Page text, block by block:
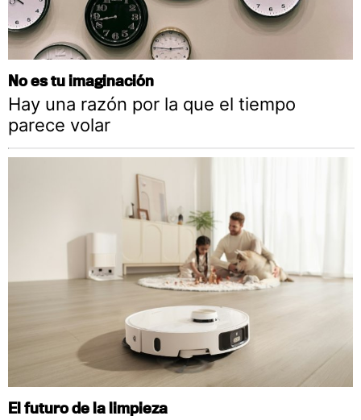
No es tu imaginación
Hay una razón por la que el tiempo
parece volar
El futuro de la limpieza